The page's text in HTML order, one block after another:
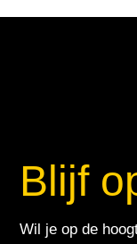
Blijf
Wil je op de